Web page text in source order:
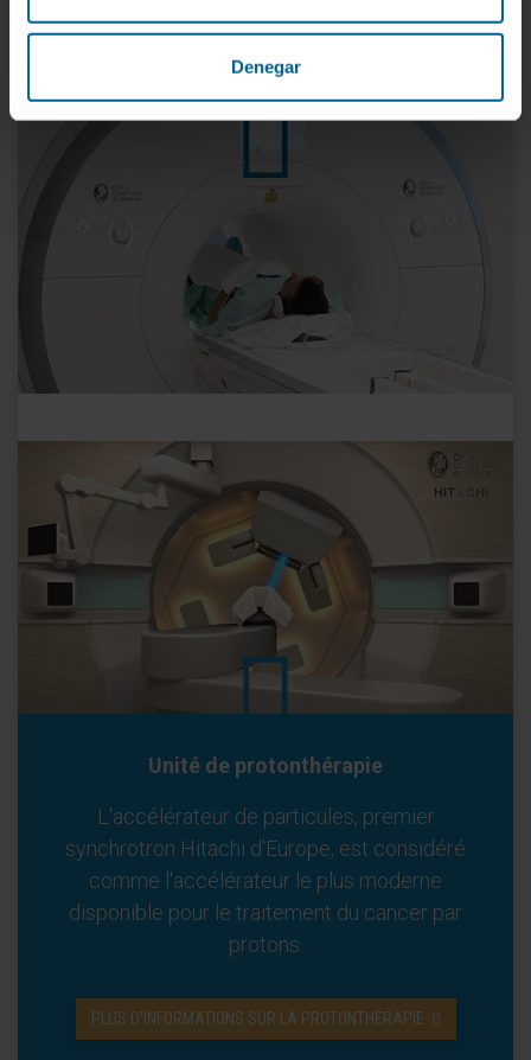
Denegar
Unité de protonthérapie
L'accélérateur de particules, premier
synchrotron Hitachi d'Europe, est considéré
comme l'accélérateur le plus moderne
disponible pour le traitement du cancer par
protons.
PLUS D'INFORMATIONS SUR LA PROTONTHÉRAPIE